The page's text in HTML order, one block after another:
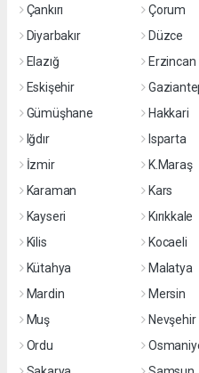
Çankırı
Çorum
Diyarbakır
Düzce
Elazığ
Erzincan
Eskişehir
Gümüşhane
Hakkari
Iğdır
Isparta
İzmir
K.Maraş
Karaman
Kars
Kayseri
Kırıkkale
Kilis
Kocaeli
Kütahya
Malatya
Mardin
Mersin
Muş
Nevşehir
Ordu